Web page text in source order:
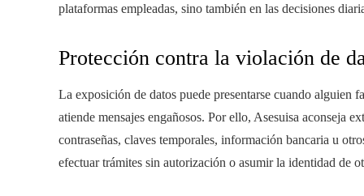
plataformas empleadas, sino también en las decisiones
Protección contra la violación de
La exposición de datos puede presentarse cuando
atiende mensajes engañosos. Por ello, Asesuisa aconseja
contraseñas, claves temporales, información bancaria u
efectuar trámites sin autorización o asumir la identidad de